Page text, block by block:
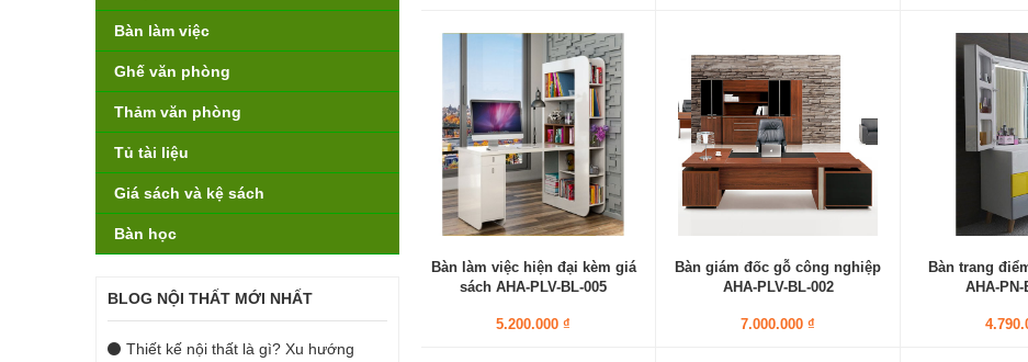
Bàn làm việc hiện đại kèm giá
sách AHA-PLV-BL-005
5.200.000 ₫
Bàn giám đốc gỗ công nghiệp
AHA-PLV-BL-002
7.000.000 ₫
Bàn trang
AHA-PN-
Bàn làm việc
Ghế văn phòng
Thảm văn phòng
Tủ tài liệu
Giá sách và kệ sách
Bàn học
BLOG NỘI THẤT MỚI NHẤT
Thiết kế nội thất là gì? Xu hướng